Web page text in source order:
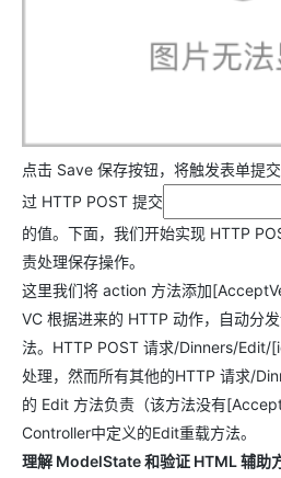
点击 Save 保存按钮，将触发表单提
过 HTTP POST 提交
的值。下面，我们开始实现 HTTP
责处理保存操作。
这里我们将 action 方法添加
VC 根据进来的 HTTP 动作，自动分
法。HTTP POST 请求/Dinners/Edit/
处理，然而所有其他的HTTP 请求/
的 Edit 方法负责（该方法没有
Controller中定义的Edit重载方法。
理解 ModelState 和验证 HTML 辅助